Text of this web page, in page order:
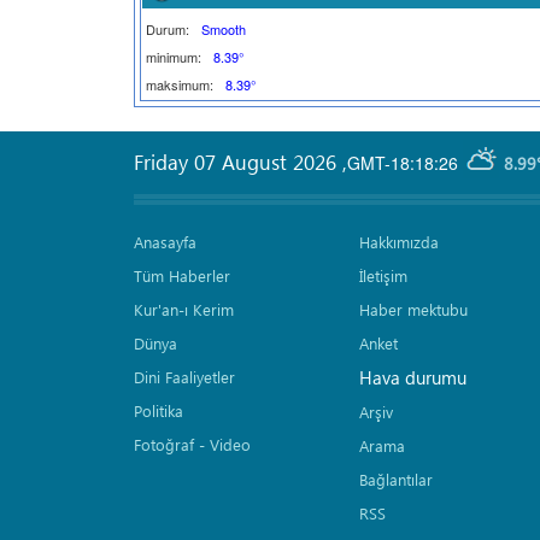
Durum:
Smooth
minimum:
8.39°
maksimum:
8.39°
GMT-18:18:26
Friday 07 August 2026 ,
Anasayfa
Tüm Haberler
Kur'an-ı Kerim
Dünya
Dini Faaliyetler
Politika
Fotoğraf - Video
Hakkımızda
İletişim
Haber mektubu
Anket
Hava durumu
Arşiv
Arama
Bağlantılar
RSS